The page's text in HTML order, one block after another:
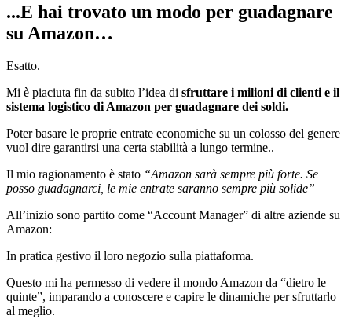
...E hai trovato un modo per guadagnare
su Amazon…
Esatto.
Mi è piaciuta fin da subito l’idea di sfruttare i milioni di clienti e il
sistema logistico di Amazon per guadagnare dei soldi.
Poter basare le proprie entrate economiche su un colosso del genere
vuol dire garantirsi una certa stabilità a lungo termine..
Il mio ragionamento è stato “Amazon sarà sempre più forte. Se
posso guadagnarci, le mie entrate saranno sempre più solide”
All’inizio sono partito come “Account Manager” di altre aziende su
Amazon:
In pratica gestivo il loro negozio sulla piattaforma.
Questo mi ha permesso di vedere il mondo Amazon da “dietro le
quinte”, imparando a conoscere e capire le dinamiche per sfruttarlo
al meglio.